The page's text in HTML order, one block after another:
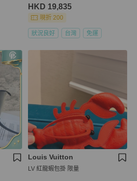
HKD 19,835
現折 200
狀況良好 台灣 免運
Louis Vuitton
LV 紅龍蝦包掛 限量